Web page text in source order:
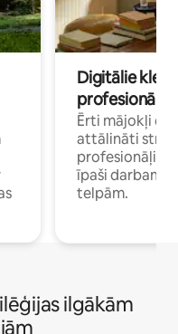
Digitālie
profesionāļi
Ērti mājokļi
attālināti
īpaši darbam
telpām.
ilgākām